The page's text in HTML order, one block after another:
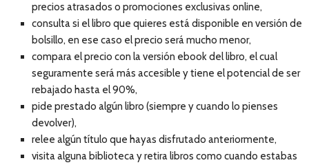
precios atrasados o promociones exclusivas online,
consulta si el libro que quieres está disponible en versión de
bolsillo, en ese caso el precio será mucho menor,
compara el precio con la versión ebook del libro, el cual
seguramente será más accesible y tiene el potencial de ser
rebajado hasta el 90%,
pide prestado algún libro (siempre y cuando lo pienses
devolver),
relee algún título que hayas disfrutado anteriormente,
visita alguna biblioteca y retira libros como cuando estabas